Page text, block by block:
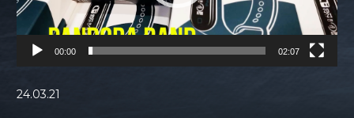
00:00 02:07
24.03.21